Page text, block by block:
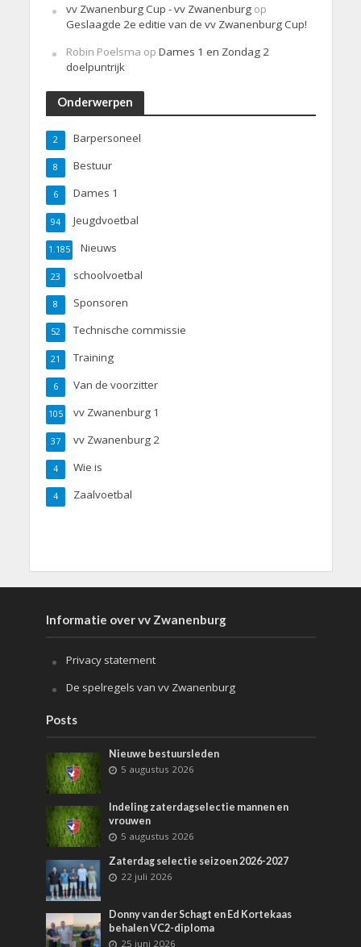
vv Zwanenburg Cup - vv Zwanenburgop
Geslaagde 2e editie van de vv Zwanenburg Cup!
Robin Poelsma op Dames 1 en Zondag 2
doelpuntrijk
Onderwerpen
Barpersoneel
2
Bestuur
8
Dames 1
6
Jeugdvoetbal
94
Nieuws
1.185
schoolvoetbal
23
Sponsoren
8
Technische commissie
52
Training
21
Van de voorzitter
6
vv Zwanenburg 1
105
vv Zwanenburg 2
37
Wie is
4
Zaalvoetbal
4
Informatie over vv Zwanenburg
Privacy statement
De spelregels van vv Zwanenburg
Posts
Nieuwe bestuursleden
5 augustus 2026
Indeling zaterdagselectie mannen en
vrouwen
5 augustus 2026
Zaterdag selectie seizoen 2026-2027
22 juli 2026
Donny van der Schagt en Ed Kortekaas
behalen VC2-diploma
25 juni 2026